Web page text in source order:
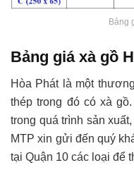
Bảng
Bảng giá xà gồ
Hòa Phát là một
thép trong đó có xà
trong quá trình sản
MTP xin gửi đến quý
tại Quận 10 các loại để